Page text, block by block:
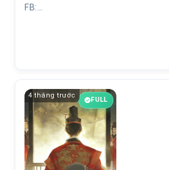
FB:…
4 tháng trước
FULL